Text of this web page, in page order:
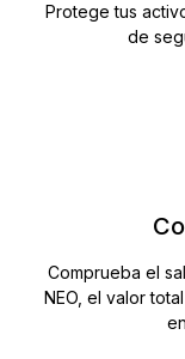
Protege tus
de
Comprueba el
NEO, el valor